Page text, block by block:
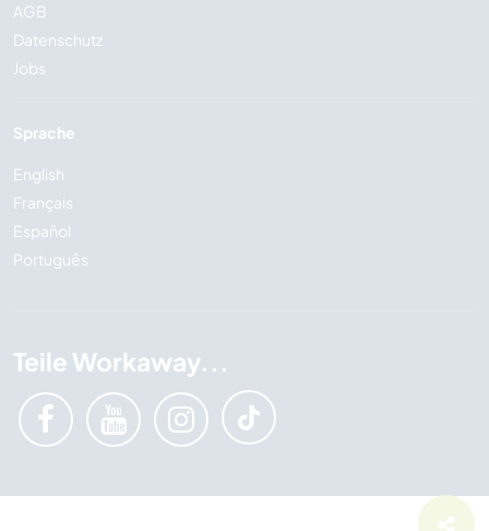
AGB
Datenschutz
Jobs
Sprache
English
Français
Español
Português
Teile Workaway...